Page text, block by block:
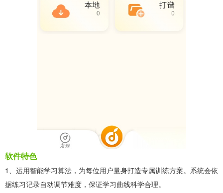
软件特色
1、运用智能学习算法，为每位用户量身打造专属训练方案。系统会依
据练习记录自动调节难度，保证学习曲线科学合理。